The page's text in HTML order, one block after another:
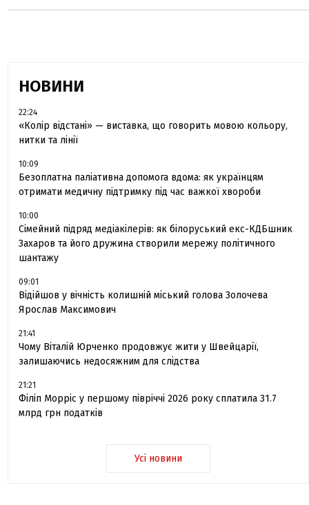
НОВИНИ
22:24
«Колір відстані» — виставка, що говорить мовою кольору,
нитки та лінії
10:09
Безоплатна паліативна допомога вдома: як українцям
отримати медичну підтримку під час важкої хвороби
10:00
Сімейний підряд медіакілерів: як білоруський екс-КДБшник
Захаров та його дружина створили мережу політичного
шантажу
09:01
Відійшов у вічність колишній міський голова Золочева
Ярослав Максимович
21:41
Чому Віталій Юрченко продовжує жити у Швейцарії,
залишаючись недосяжним для слідства
21:21
Філіп Морріс у першому півріччі 2026 року сплатила 31.7
млрд грн податків
Усі новини